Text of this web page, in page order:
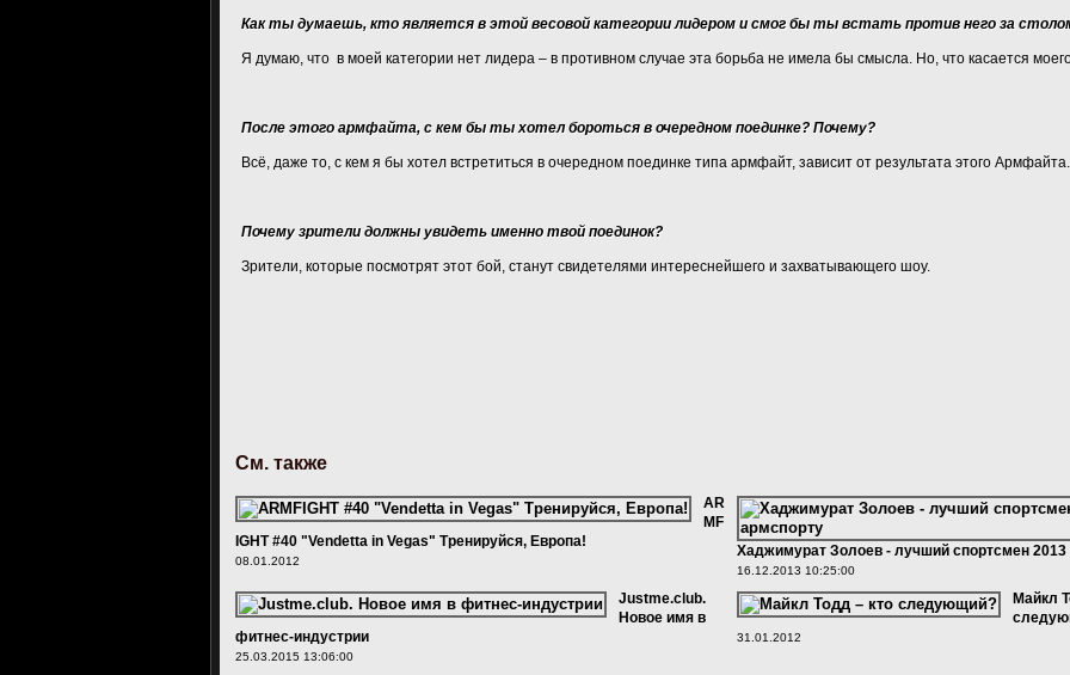
Как ты думаешь, кто является в этой весовой категории лидером и смог бы ты встать против него за
Я думаю, что в моей категории нет лидера – в противном случае эта борьба не имела бы смысла. Но, что касается
После этого армфайта, с кем бы ты хотел бороться в очередном поединке? Почему?
Всё, даже то, с кем я бы хотел встретиться в очередном поединке типа армфайт, зависит от результата этого Армфайта.
Почему зрители должны увидеть именно твой поединок?
Зрители, которые посмотрят этот бой, станут свидетелями интереснейшего и захватывающего шоу.
См. также
AR
MF
IGHT #40 "Vendetta in Vegas" Тренируйся, Европа!
08.01.2012
Хаджимурат Золоев - лучший спортсмен 2013
16.12.2013 10:25:00
Justme.club.
Новое имя в
фитнес-индустрии
25.03.2015 13:06:00
Майкл
31.01.2012